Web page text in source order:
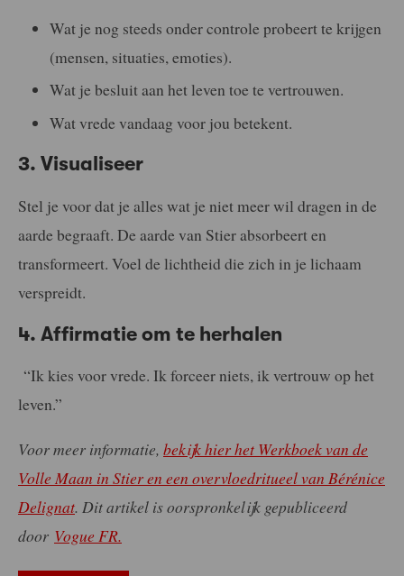
Wat je nog steeds onder controle probeert te krijgen
(mensen, situaties, emoties).
Wat je besluit aan het leven toe te vertrouwen.
Wat vrede vandaag voor jou betekent.
3. Visualiseer
Stel je voor dat je alles wat je niet meer wil dragen in de
aarde begraaft. De aarde van Stier absorbeert en
transformeert. Voel de lichtheid die zich in je lichaam
verspreidt.
4. Affirmatie om te herhalen
“Ik kies voor vrede. Ik forceer niets, ik vertrouw op het
leven.”
Voor meer informatie, bekijk hier het Werkboek van de
Volle Maan in Stier en een overvloedritueel van Bérénice
Delignat. Dit artikel is oorspronkelijk gepubliceerd
door Vogue FR.